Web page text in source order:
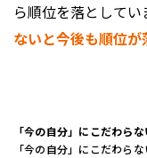
ら順位を落としてい
ないと今後も順位が
「今の自分」にこだわらな
「今の自分」にこだわらな